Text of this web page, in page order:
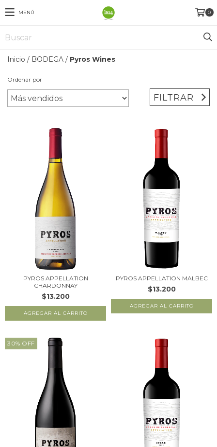
MENÚ 0
Inicio / BODEGA / Pyros Wines
Ordenar por
FILTRAR
PYROS APPELLATION
CHARDONNAY
$13.200
PYROS APPELLATION MALBEC
$13.200
30% OFF